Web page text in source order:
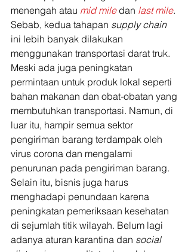
menengah atau mid mile dan last mile.
Sebab, kedua tahapan supply chain
ini lebih banyak dilakukan
menggunakan transportasi darat truk.
Meski ada juga peningkatan
permintaan untuk produk lokal seperti
bahan makanan dan obat-obatan yang
membutuhkan transportasi. Namun, di
luar itu, hampir semua sektor
pengiriman barang terdampak oleh
virus corona dan mengalami
penurunan pada pengiriman barang.
Selain itu, bisnis juga harus
menghadapi penundaan karena
peningkatan pemeriksaan kesehatan
di sejumlah titik wilayah. Belum lagi
adanya aturan karantina dan social